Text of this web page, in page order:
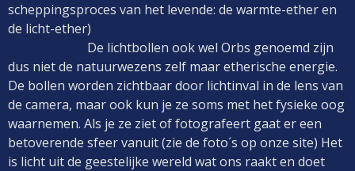
scheppingsproces van het levende: de warmte-ether en
de licht-ether)
De lichtbollen ook wel Orbs genoemd zijn
dus niet de natuurwezens zelf maar etherische energie.
De bollen worden zichtbaar door lichtinval in de lens van
de camera, maar ook kun je ze soms met het fysieke oog
waarnemen. Als je ze ziet of fotografeert gaat er een
betoverende sfeer vanuit (zie de foto´s op onze site) Het
is licht uit de geestelijke wereld wat ons raakt en doet